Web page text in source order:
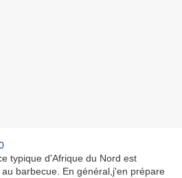
typique d'Afrique du Nord est
barbecue. En général,j'en prépare